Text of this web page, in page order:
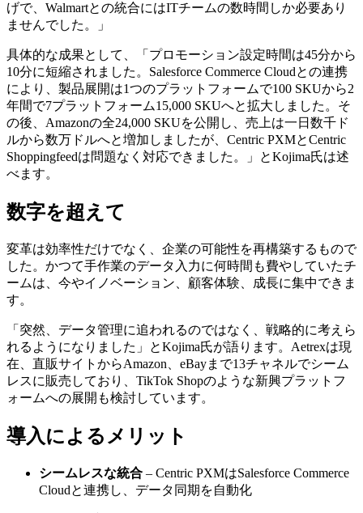
げで、Walmartとの統合にはITチームの数時間しか必要あり
ませんでした。」
具体的な成果として、「プロモーション設定時間は45分から
10分に短縮されました。Salesforce Commerce Cloudとの連携
により、製品展開は1つのプラットフォームで100 SKUから2
年間で7プラットフォーム15,000 SKUへと拡大しました。そ
の後、Amazonの全24,000 SKUを公開し、売上は一日数千ド
ルから数万ドルへと増加しましたが、Centric PXMとCentric
Shoppingfeedは問題なく対応できました。」とKojima氏は述
べます。
数字を超えて
変革は効率性だけでなく、企業の可能性を再構築するもので
した。かつて手作業のデータ入力に何時間も費やしていたチ
ームは、今やイノベーション、顧客体験、成長に集中できま
す。
「突然、データ管理に追われるのではなく、戦略的に考えら
れるようになりました」とKojima氏が語ります。Aetrexは現
在、直販サイトからAmazon、eBayまで13チャネルでシーム
レスに販売しており、TikTok Shopのような新興プラットフ
ォームへの展開も検討しています。
導入によるメリット
シームレスな統合 – Centric PXMはSalesforce Commerce
Cloudと連携し、データ同期を自動化